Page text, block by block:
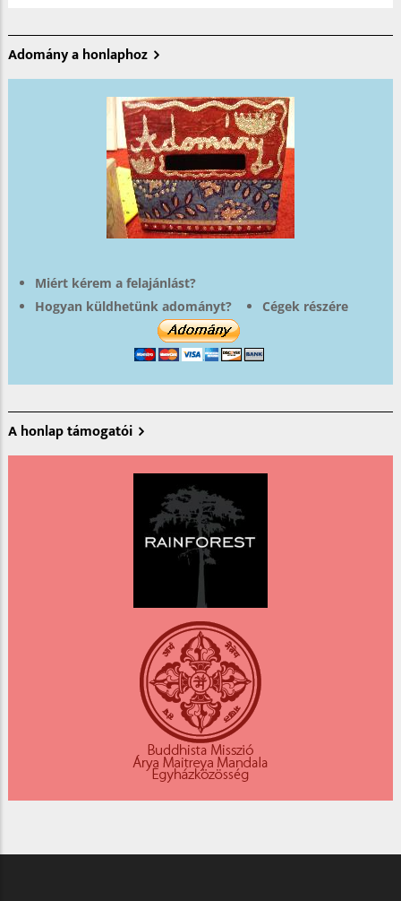
Adomány a honlaphoz
Miért kérem a felajánlást?
Hogyan küldhetünk adományt?
Cégek részére
A honlap támogatói